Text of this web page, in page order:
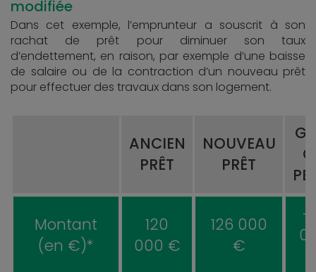
modifiée
Dans cet exemple, l’emprunteur a souscrit à son
rachat de prêt pour diminuer son taux
d’endettement, en raison, par exemple d’une baisse
de salaire ou de la contraction d’un nouveau prêt
pour effectuer des travaux dans son logement.
ANCIEN
PRÊT
NOUVEAU
PRÊT
Montant
(en €)*
120
000 €
126 000
€